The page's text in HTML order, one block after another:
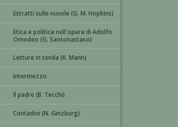
Estratti sulle nuvole (G. M. Hopkins)
Etica e politica nell'opera di Adolfo
Omodeo (G. Santonastaso)
Letture in tenda (K. Mann)
Intermezzo
Il padre (B. Tecchi)
Contadini (N. Ginzburg)